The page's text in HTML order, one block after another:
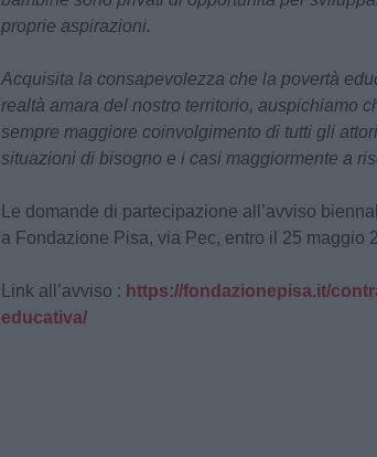
proprie aspirazioni.
Acquisita la consapevolezza che la povertà
realtà amara del nostro territorio, auspichiamo
sempre maggiore coinvolgimento di tutti gli
situazioni di bisogno e i casi maggiormente a
Le domande di partecipazione all’avviso
a Fondazione Pisa, via Pec, entro il 25 maggio
Link all’avviso : https://fondazionepisa.it/
educativa/